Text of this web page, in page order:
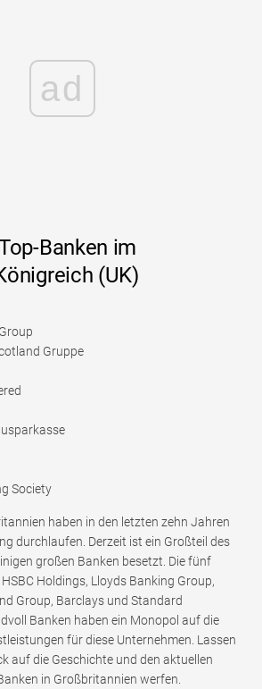
ad
Banken im
(UK)
Gruppe
Society
haben in den letzten zehn Jahren
durchlaufen. Derzeit ist ein Großteil des
großen Banken besetzt. Die fünf
Holdings, Lloyds Banking Group,
Group, Barclays und Standard
Banken haben ein Monopol auf die
für diese Unternehmen. Lassen
auf die Geschichte und den aktuellen
in Großbritannien werfen.